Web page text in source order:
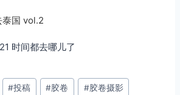
国 vol.2
时间都去哪儿了
#投稿 #胶卷 #胶卷摄影